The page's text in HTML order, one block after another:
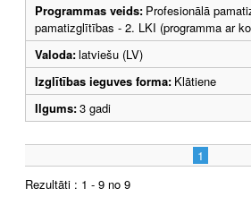
Programmas veids: Profesionālā
pamatizglītības - 2. LKI (programma ar
Valoda:latviešu (LV)
Izglītības ieguves forma: Klātiene
Ilgums:3 gadi
1
Rezultāti : 1 - 9 no 9